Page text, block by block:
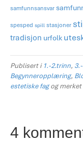
samfunnsansvar
spesped spill stasjoner
tradisjon urfolk
Publisert i 1.-2.trinn,
Begynneropplæring,
estetiske fagog merket
4